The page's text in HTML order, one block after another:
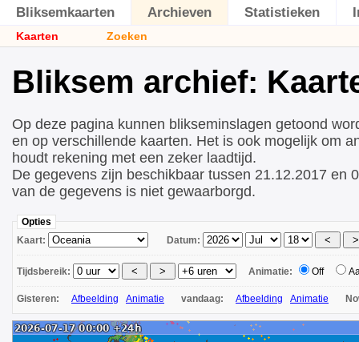
Bliksemkaarten Archieven Statistieken
Kaarten Zoeken
Bliksem archief:
Op deze pagina kunnen blikseminslagen getoond
en op verschillende kaarten. Het is ook mogelijk om
houdt rekening met een zeker laadtijd.
De gegevens zijn beschikbaar tussen 21.12.2017 en
van de gegevens is niet gewaarborgd.
Opties
Kaart:
Datum:
Tijdsbereik: Animatie: Off
Gisteren: Afbeelding Animatie vandaag: Afbeelding Animatie